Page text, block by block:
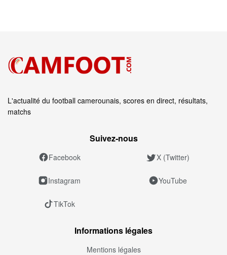
L'actualité du football camerounais, scores en direct, résultats,
matchs
Suivez‑nous
Facebook X (Twitter)
Instagram YouTube
TikTok
Informations légales
Mentions légales